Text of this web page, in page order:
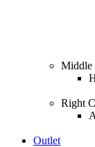
Middle
Right
Outlet